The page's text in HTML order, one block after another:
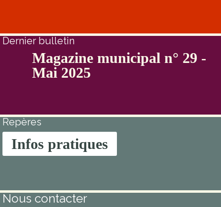
Dernier bulletin
Magazine municipal n° 29 -
Mai 2025
Repères
Infos pratiques
Nous contacter